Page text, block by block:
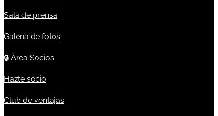
Sala de prensa
Galería de fotos
🔒 Área Socios
Hazte socio
Club de ventajas